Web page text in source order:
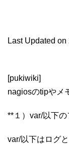
Last Updated
[pukiwiki]
nagiosのtipやメ
**１）var/以下
var/以下はログ